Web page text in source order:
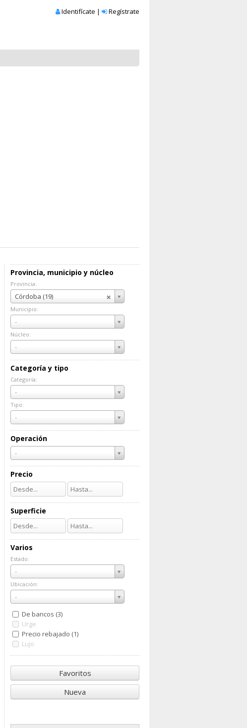
Identifícate | Regístrate
Provincia, municipio y núcleo
Provincia:
Córdoba (19)
Provincia:
Municipio:
-
Municipio:
Núcleo:
-
Núcleo:
Categoría y tipo
Categoría:
-
Categoría:
Tipo:
-
Tipo:
Operación
-
Precio
Superficie
Varios
Estado:
-
Estado:
Ubicación:
-
Ubicación:
De bancos (3)
Urge
Precio rebajado (1)
Lujo
Favoritos
Nueva